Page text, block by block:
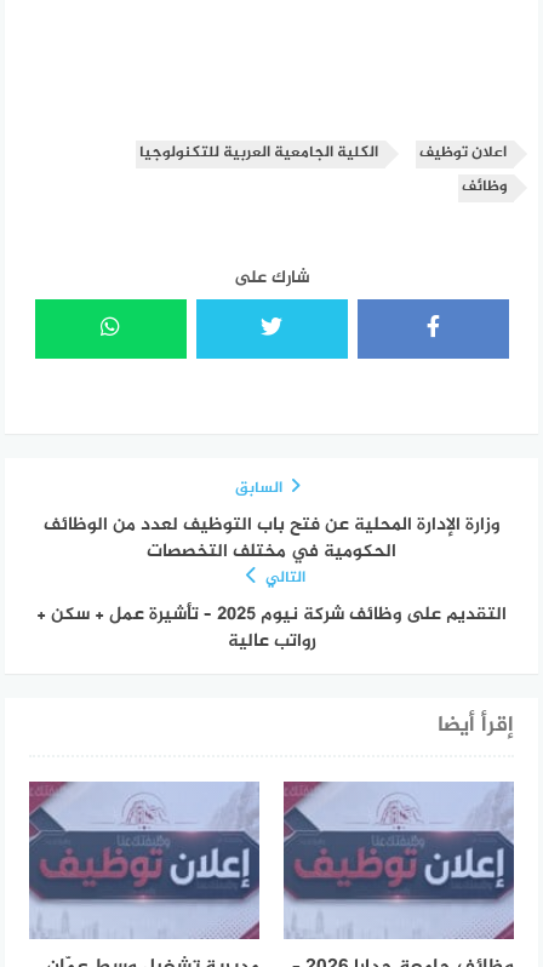
اعلان توظيف
الكلية الجامعية العربية للتكنولوجيا
وظائف
شارك على
السابق
وزارة الإدارة المحلية عن فتح باب التوظيف لعدد من الوظائف
الحكومية في مختلف التخصصات
التالي
التقديم على وظائف شركة نيوم 2025 – تأشيرة عمل + سكن +
رواتب عالية
إقرأ أيضا